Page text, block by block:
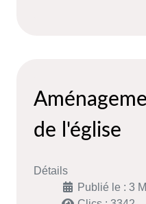
de l'église
Détails
Publié le : 3